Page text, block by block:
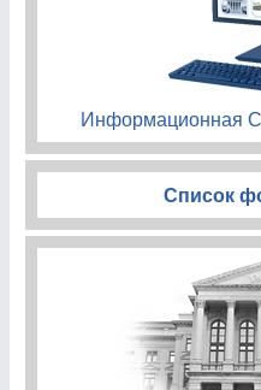
Информационная
Список